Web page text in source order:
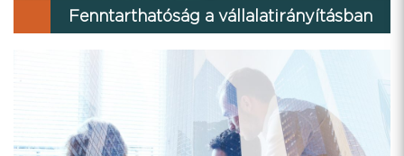
Fenntarthatóság a vállalatirányításban